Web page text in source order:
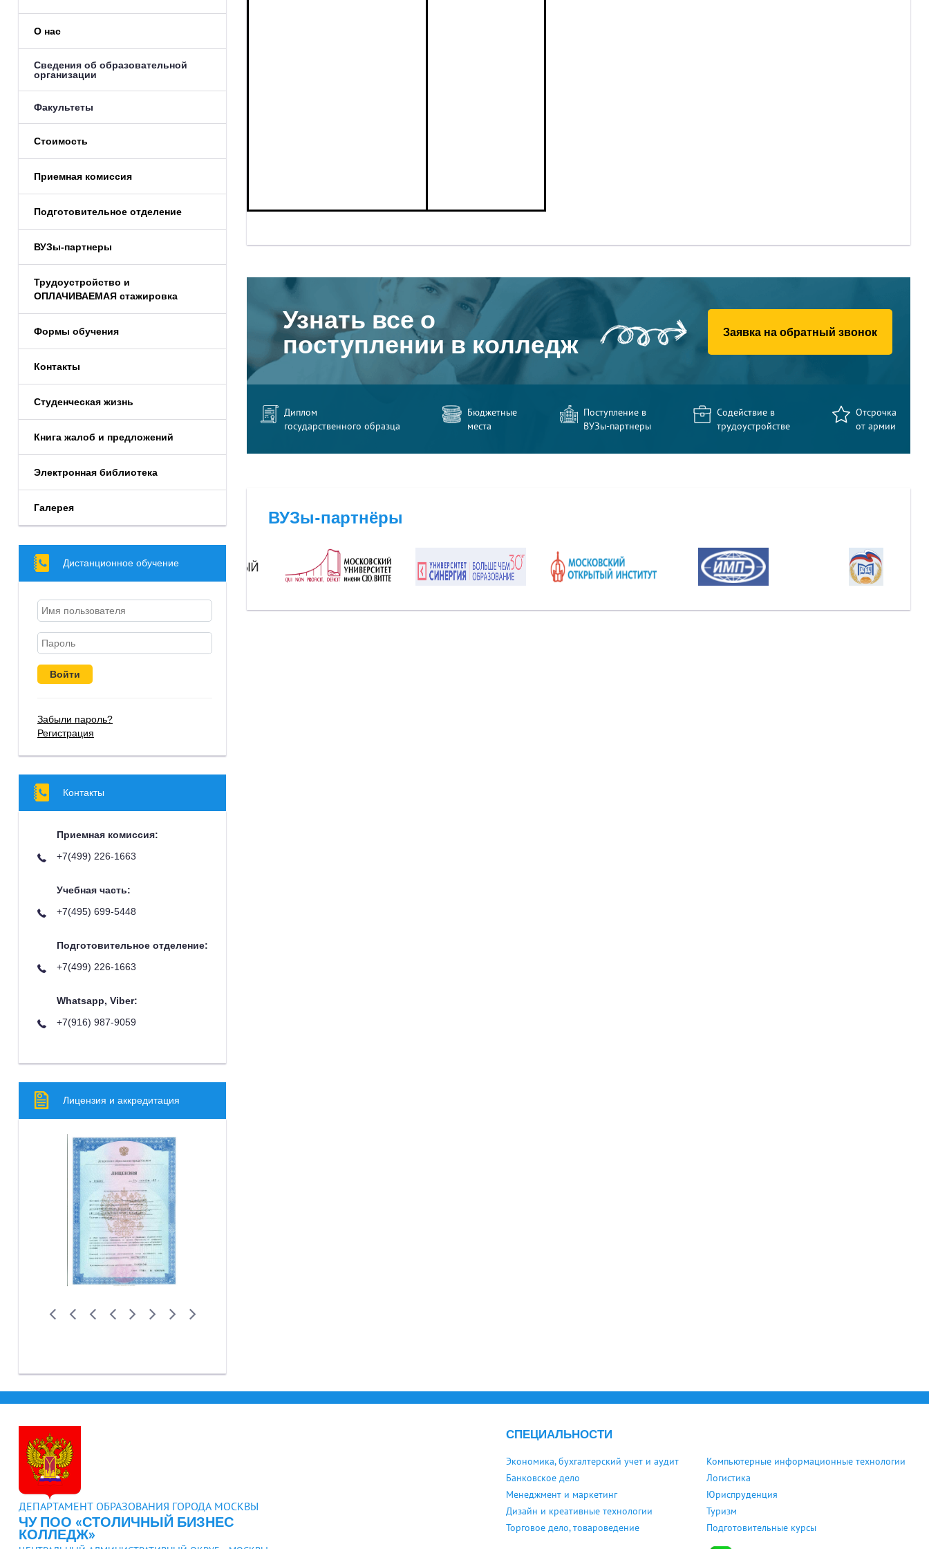
О нас
Сведения об образовательной
организации
Факультеты
Стоимость
Приемная комиссия
Подготовительное отделение
ВУЗы-партнеры
Трудоустройство и
ОПЛАЧИВАЕМАЯ стажировка
Формы обучения
Контакты
Студенческая жизнь
Книга жалоб и предложений
Электронная библиотека
Галерея
Дистанционное обучение
Забыли пароль?
Регистрация
Контакты
Приемная комиссия:
+7(499) 226-1663
Учебная часть:
+7(495) 699-5448
Подготовительное отделение:
+7(499) 226-1663
Whatsapp, Viber:
+7(916) 987-9059
Лицензия и аккредитация
Узнать все о
поступлении в колледж Заявка на обратный звонок
Диплом
государственного образца
Бюджетные
места
Поступление в
ВУЗы-партнеры
Содействие в
трудоустройстве
Отсрочка
от армии
ВУЗы-партнёры
ДЕПАРТАМЕНТ ОБРАЗОВАНИЯ ГОРОДА МОСКВЫ
ЧУ ПОО «СТОЛИЧНЫЙ БИЗНЕС
КОЛЛЕДЖ»
СПЕЦИАЛЬНОСТИ
Экономика, бухгалтерский учет и аудит
Банковское дело
Менеджмент и маркетинг
Дизайн и креативные технологии
Торговое дело, товароведение
Компьютерные информационные технологии
Логистика
Юриспруденция
Туризм
Подготовительные курсы